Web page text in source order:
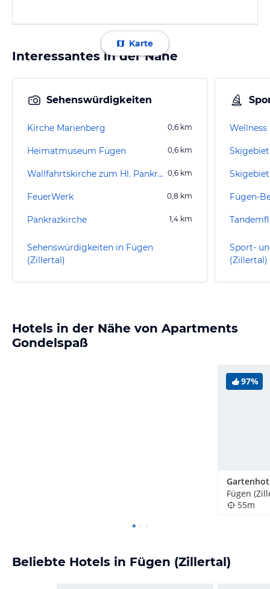
Karte
Interessantes in der Nähe
Sehenswürdigkeiten
Kirche Marienberg 0,6 km
Heimatmuseum Fügen 0,6 km
Wallfahrtskirche zum Hl. Pankratius 0,6 km
FeuerWerk 0,8 km
Pankrazkirche 1,4 km
Sehenswürdigkeiten in Fügen
(Zillertal)
Fügen-
Sport-
(Zillertal)
Hotels in der Nähe von Apartments
Gondelspaß
97%
Fügen
55m
Beliebte Hotels in Fügen (Zillertal)